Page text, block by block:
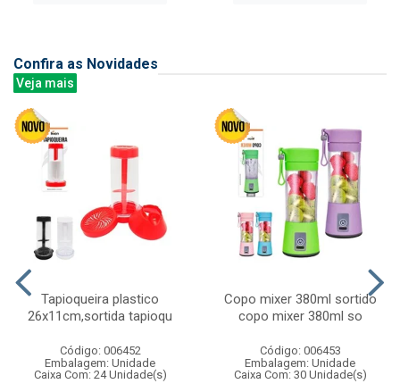
Confira as Novidades
Veja mais
Tapioqueira plastico
26x11cm,sortida tapioqu
Código: 006452
Embalagem: Unidade
Caixa Com: 24 Unidade(s)
Copo mixer 380ml sortido
copo mixer 380ml so
Código: 006453
Embalagem: Unidade
Caixa Com: 30 Unidade(s)